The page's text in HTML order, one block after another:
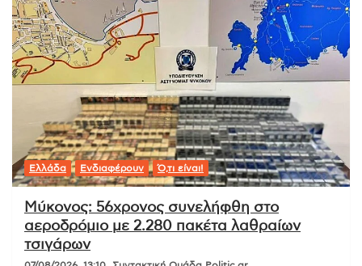
Ελλάδα Ενδιαφέρουν Ό,τι είναι!
Μύκονος: 56χρονος συνελήφθη στο
αεροδρόμιο με 2.280 πακέτα λαθραίων
τσιγάρων